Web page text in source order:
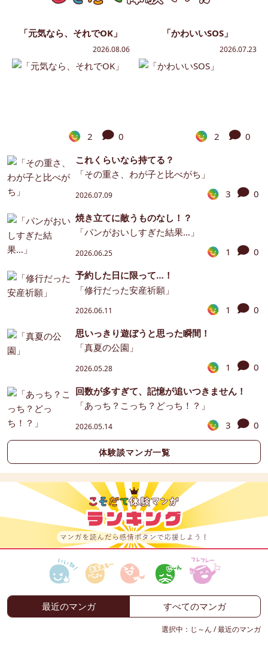
「元気なら、それでOK」
2026.08.06
2 0
「かわいいSOS」
2026.07.23
2
0
これくらいなら持てる？
「その重さ、わが子と比べがち」
2026.07.09 3
0
焼き立てに敵うものなし！？
「パンがおいしすぎた結果…」
2026.06.25 1
0
予約した日に限って…！
「修行だった安産祈願」
2026.06.11 1
0
思いっきり遊ぼうと思った瞬間！
「真夏の公園」
2026.05.28 1
0
回数が多すぎて、記憶が追いつきません！
「あっち？こっち？どっち！？」
2026.05.14 3 0
体験談マンガ一覧
最近のマンガ すべてのマンガ
選択中： じ～ん /最近のマンガ